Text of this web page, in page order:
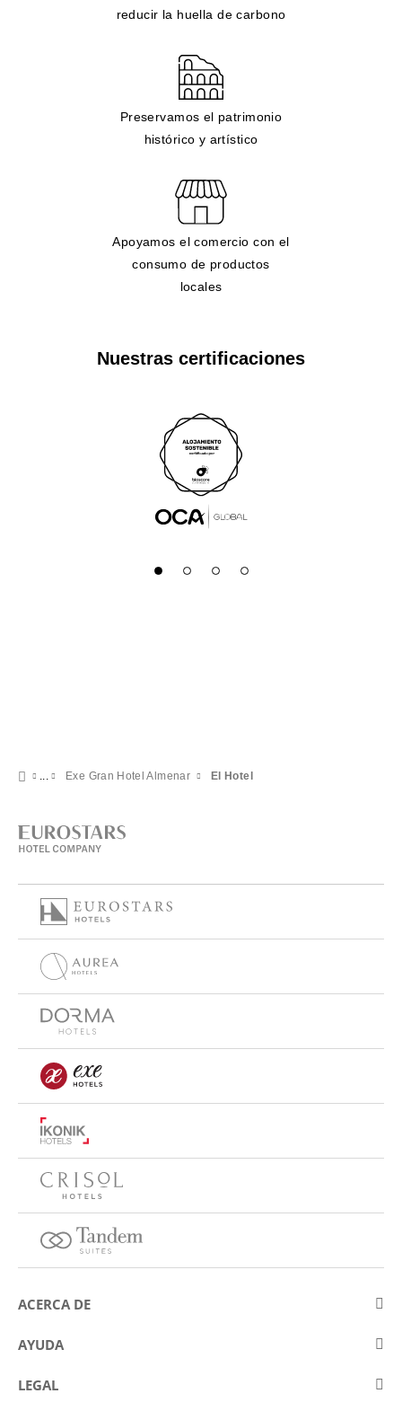
reducir la huella de carbono
Preservamos el patrimonio
histórico y artístico
Apoyamos el comercio con el
consumo de productos
locales
Nuestras certificaciones
Exe Gran Hotel Almenar El Hotel
ACERCA DE
Sobre Eurostars Hotel Company
Concursos
AYUDA
Contactar
LEGAL